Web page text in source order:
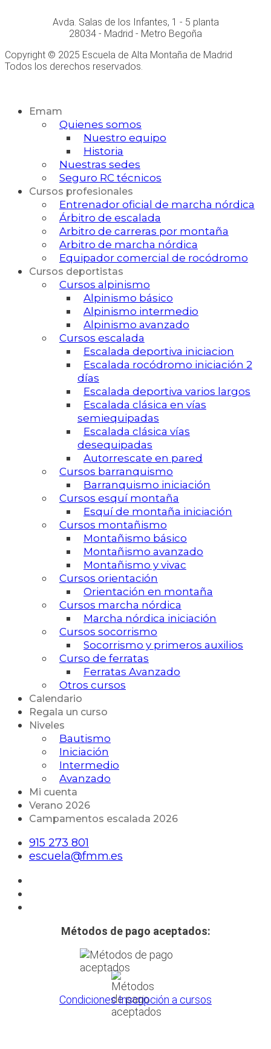
Avda. Salas de los Infantes, 1 - 5 planta
28034 - Madrid - Metro Begoña
Copyright © 2025 Escuela de Alta Montaña de Madrid
Todos los derechos reservados.
Emam
Quienes somos
Nuestro equipo
Historia
Nuestras sedes
Seguro RC técnicos
Cursos profesionales
Entrenador oficial de marcha nórdica
Árbitro de escalada
Arbitro de carreras por montaña
Arbitro de marcha nórdica
Equipador comercial de rocódromo
Cursos deportistas
Cursos alpinismo
Alpinismo básico
Alpinismo intermedio
Alpinismo avanzado
Cursos escalada
Escalada deportiva iniciacion
Escalada rocódromo iniciación 2
días
Escalada deportiva varios largos
Escalada clásica en vías
semiequipadas
Escalada clásica vías
desequipadas
Autorrescate en pared
Cursos barranquismo
Barranquismo iniciación
Cursos esquí montaña
Esquí de montaña iniciación
Cursos montañismo
Montañismo básico
Montañismo avanzado
Montañismo y vivac
Cursos orientación
Orientación en montaña
Cursos marcha nórdica
Marcha nórdica iniciación
Cursos socorrismo
Socorrismo y primeros auxilios
Curso de ferratas
Ferratas Avanzado
Otros cursos
Calendario
Regala un curso
Niveles
Bautismo
Iniciación
Intermedio
Avanzado
Mi cuenta
Verano 2026
Campamentos escalada 2026
915 273 801
escuela@fmm.es
Métodos de pago aceptados:
Condiciones Inscripción a cursos